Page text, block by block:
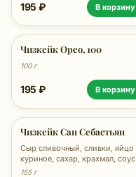
195 ₽ В корзину
Чизкейк Орео, 100
100 г
195 ₽ В корзину
Чизкейк Сан Себастьян
Сыр сливочный, сливки, яйцо
куриное, сахар, крахмал, соус
Нутелла, 100г
155 г